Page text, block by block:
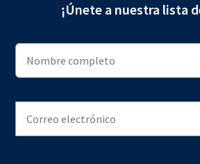
¡Únete a nuestra lista